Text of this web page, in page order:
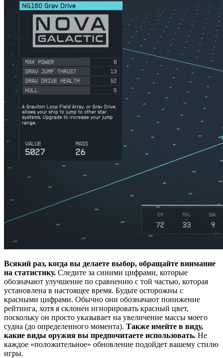
Всякий раз, когда вы делаете выбор, обращайте внимание
на статистику. Следите за синими цифрами, которые
обозначают улучшение по сравнению с той частью, которая
установлена ​​в настоящее время. Будьте осторожны с
красными цифрами. Обычно они обозначают понижение
рейтинга, хотя я склонен игнорировать красный цвет,
поскольку он просто указывает на увеличение массы моего
судна (до определенного момента). Также имейте в виду,
какие виды оружия вы предпочитаете использовать. Не
каждое «положительное» обновление подойдет вашему стилю
игры.